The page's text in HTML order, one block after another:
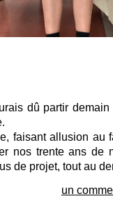
dû partir
faisant allusion au
nos trente ans de
de projet, tout au
un